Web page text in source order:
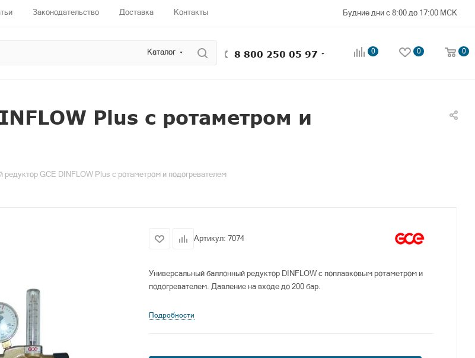
Законодательство Доставка Контакты Будние дни с 8:00 до 17:00 МСК
Каталог 8 800 250 05 97 0 0 0
Plus с ротаметром и
редуктор GCE DINFLOW Plus с ротаметром и подогревателем
Артикул: 7074
Универсальный баллонный редуктор DINFLOW с поплавковым ротаметром и
подогревателем. Давление на входе до 200 бар.
Подробности